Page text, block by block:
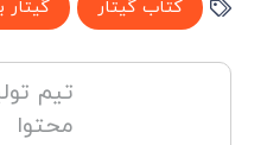
کتاب گیتار
تیم
محتوا